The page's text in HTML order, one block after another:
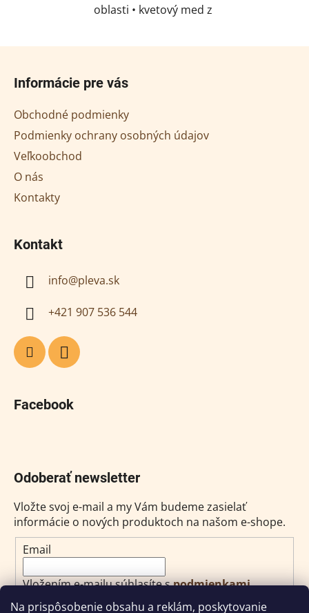
Na prispôsobenie obsahu a reklám, poskytovanie
oblasti • kvetový med z
med z oblasti lesa •
Informácie pre vás
Obchodné podmienky
Podmienky ochrany osobných údajov
Veľkoobchod
O nás
Kontakty
Kontakt
info@pleva.sk
+421 907 536 544
Facebook
Odoberať newsletter
Vložte svoj e-mail a my Vám budeme zasielať
informácie o nových produktoch na našom e-shope.
Email
Vložením e-mailu súhlasíte spodmienkami
ochrany osobných údajov